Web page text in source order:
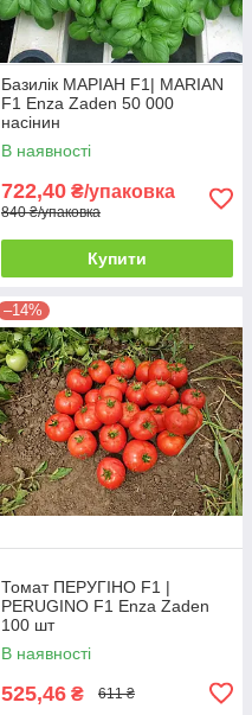
Базилік МАРІАН F1| MARIAN
F1 Enza Zaden 50 000
насінин
В наявності
722,40 ₴/упаковка
840 ₴/упаковка
Купити
–14%
Томат ПЕРУГІНО F1 |
PERUGINO F1 Enza Zaden
100 шт
В наявності
525,46 ₴ 611 ₴